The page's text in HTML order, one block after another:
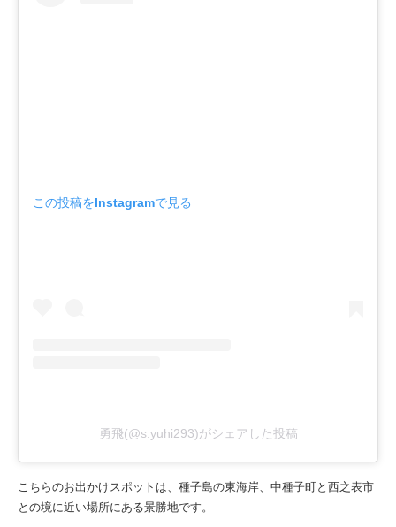
この投稿をInstagramで見る
勇飛(@s.yuhi293)がシェアした投稿
こちらのお出かけスポットは、種子島の東海岸、中種子町と西之表市
との境に近い場所にある景勝地です。